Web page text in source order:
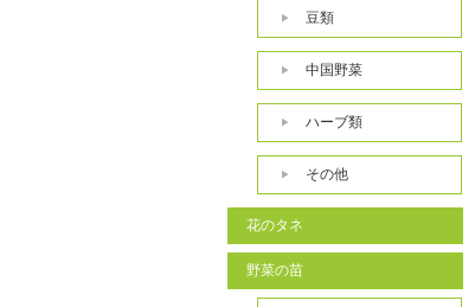
豆類
中国野菜
ハーブ類
その他
花のタネ
野菜の苗